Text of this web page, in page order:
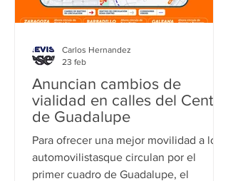
Anuncian cambios de
vialidad en calles del Centro
de Guadalupe
Para ofrecer una mejor movilidad a los
automovilistasque circulan por el
primer cuadro de Guadalupe, el
Carlos Hernandez
23 feb